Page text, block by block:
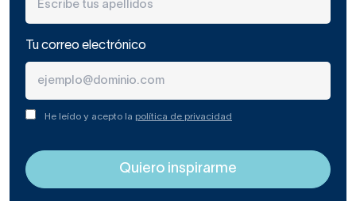
Tu correo electrónico
He leído y acepto la política de privacidad